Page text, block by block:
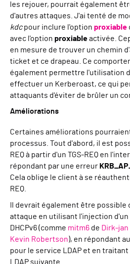
les rejouer, pourrait également
d'autres attaques. J'ai tenté de
kdcpour inclure l'option proxiable
avec l'option proxiableactivée.
en mesure de trouver un chemin
ticket et ce drapeau. Ce
également permettre l'utilisation
effectuer un Kerberoast, ce qui
attaquants d'éviter de brûler un
Améliorations
Certaines améliorations
processus. Tout d'abord, il est
REQ à partir d'un TGS-REQ en
répondant par une erreur
Cela oblige le client à se
REQ.
Il devrait également être
attaque en utilisant l'injection d'un
DHCPv6 (comme mitm6 de Dirk-jan
Kevin Robertson), en répondant
pour le service LDAP et en
LDAP suivante.